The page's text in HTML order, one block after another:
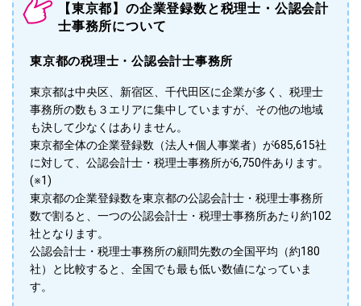
【東京都】の企業登録数と税理士・公認会計
士事務所について
東京都の税理士・公認会計士事務所
東京都は中央区、新宿区、千代田区に企業が多く、税理士
事務所の数も３エリアに集中していますが、その他の地域
も決して少なくはありません。
東京都全体の企業登録数（法人+個人事業者）が685,615社
に対して、公認会計士・税理士事務所が6,750件あります。
(※1)
東京都の企業登録数を東京都の公認会計士・税理士事務所
数で割ると、一つの公認会計士・税理士事務所あたり約102
社となります。
公認会計士・税理士事務所の顧問先数の全国平均（約180
社）と比較すると、全国でも最も低い数値になっていま
す。